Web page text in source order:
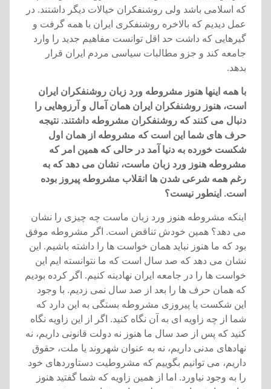
که اسلامی باشد ولی روشنفکران خيالات ديگر داشتند. در
عمل ديديم که بالاخره روشنفکری ايران با همه گرفت و
گيرهايی که داشت حد اقل توانست مفاهيم جديد را وارد
جامعه کند و جزو مطالبات سياسی مردم ايران قرار
بدهد.
با همه اينها هنوز مشروطه ورد زبان روشنفکران ايران
است، هنوز روشنفکران ايران همان آمال و آرزوهايی را
دنبال می کنند که روشنفکران مشروطه داشتند. نتيجه
حرف های شما اين است که مشروطه از همان اول
شکست خورده به دنيا آمد در حالی که همين امر که
مشروطه هنوز ورد زبان ماست، نشان می دهد که به
رغم همه شرعی شدن ها انقلاب مشروطه پيروز بوده
است. اينطور نيست؟
اينکه مشروطه هنوز ورد زبان ماست چه چيزی را نشان
می دهد؟ همين خودش تناقض است. اگر مشروطه موفق
بود که ما هنوز نبايد همان خواست ها را داشته باشيم. اين
نشان می دهد که صد سال است که ما نتوانسته ايم اين
خواست ها را در جامعه ايران نهادينه کنيم. اگر کرده بوديم
که همان حرف ها را بعد از صد سال نمی زديم. با وجود
اين شکست يا پيروزی مشروطه بستگی به اين دارد که
شما از چه زاويه ای به آن نگاه کنيد. اگر از اين زاويه نگاه
کنيد که پس از صد سال ما هنوز نه دولت قانونی داريم، نه
نهادهای مدنی داريم، نه به عنوان شهروند يا ملت، حقوق
داريم، می توانيم بگوييم که مشروطيت دستاوردهای خود
را به وجود نياورد. اما از همين زاويه که شما گفتيد هنوز